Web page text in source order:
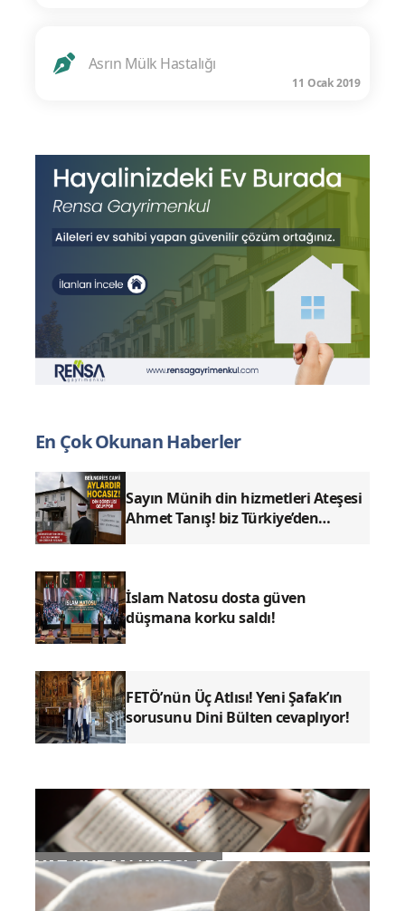
Asrın Mülk Hastalığı
11 Ocak 2019
En Çok Okunan Haberler
Sayın Münih din hizmetleri Ateşesi
Ahmet Tanış! biz Türkiye’den
İslam Natosu dosta güven
düşmana korku saldı!
FETÖ’nün Üç Atlısı! Yeni Şafak’ın
sorusunu Dini Bülten cevaplıyor!
YAZ KURAN KURSLARI